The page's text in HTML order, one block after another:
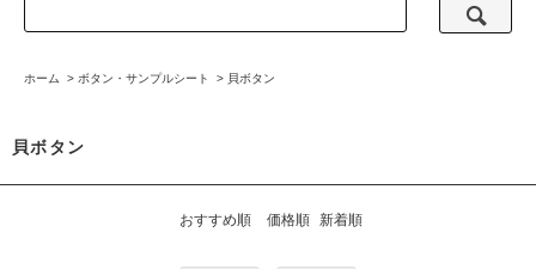
ホーム > ボタン・サンプルシート > 貝ボタン
貝ボタン
おすすめ順 価格順 新着順